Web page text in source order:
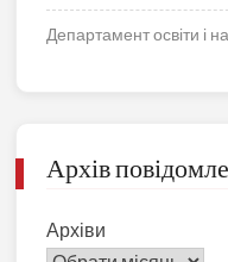
Департамент освіти і
Архів
Архіви